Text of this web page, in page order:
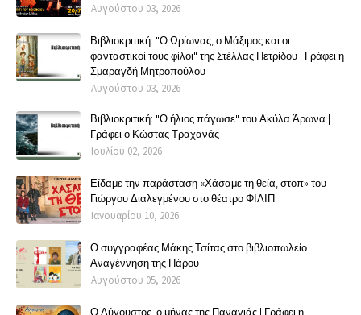
Αυγούστου 03, 2026
Βιβλιοκριτική: "Ο Ωρίωνας, ο Μάξιμος και οι
φανταστικοί τους φίλοι" της Στέλλας Πετρίδου | Γράφει η
Σμαραγδή Μητροπούλου
Αυγούστου 03, 2026
Βιβλιοκριτική: "Ο ήλιος πάγωσε" του Ακύλα Άρωνα |
Γράφει ο Κώστας Τραχανάς
Ιουλίου 02, 2026
Είδαμε την παράσταση «Χάσαμε τη θεία, στοπ» του
Γιώργου Διαλεγμένου στο θέατρο ΦΙΛΙΠ
Ιανουαρίου 10, 2026
Ο συγγραφέας Μάκης Τσίτας στο βιβλιοπωλείο
Αναγέννηση της Πάρου
Αυγούστου 05, 2026
Ο Αύγουστος, ο μήνας της Παναγιάς | Γράφει η